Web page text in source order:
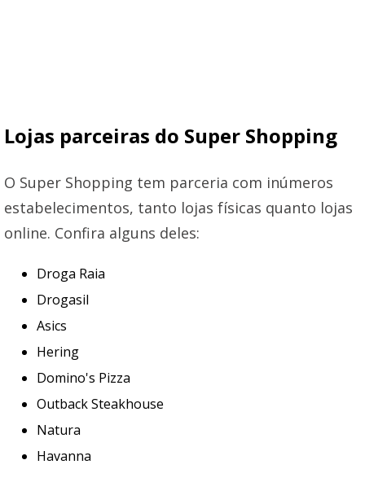
Lojas parceiras do Super Shopping
O Super Shopping tem parceria com inúmeros
estabelecimentos, tanto lojas físicas quanto lojas
online. Confira alguns deles:
Droga Raia
Drogasil
Asics
Hering
Domino's Pizza
Outback Steakhouse
Natura
Havanna